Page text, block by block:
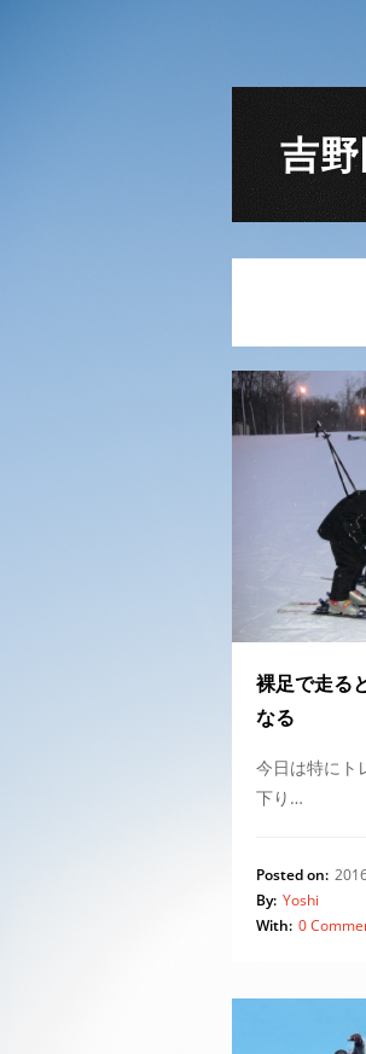
吉
裸足で走る
なる
今日は特にト
下り…
Posted on:
By: Yoshi
With: 0